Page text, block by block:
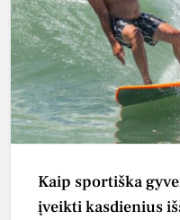
Kaip sportiška
įveikti kasdienius